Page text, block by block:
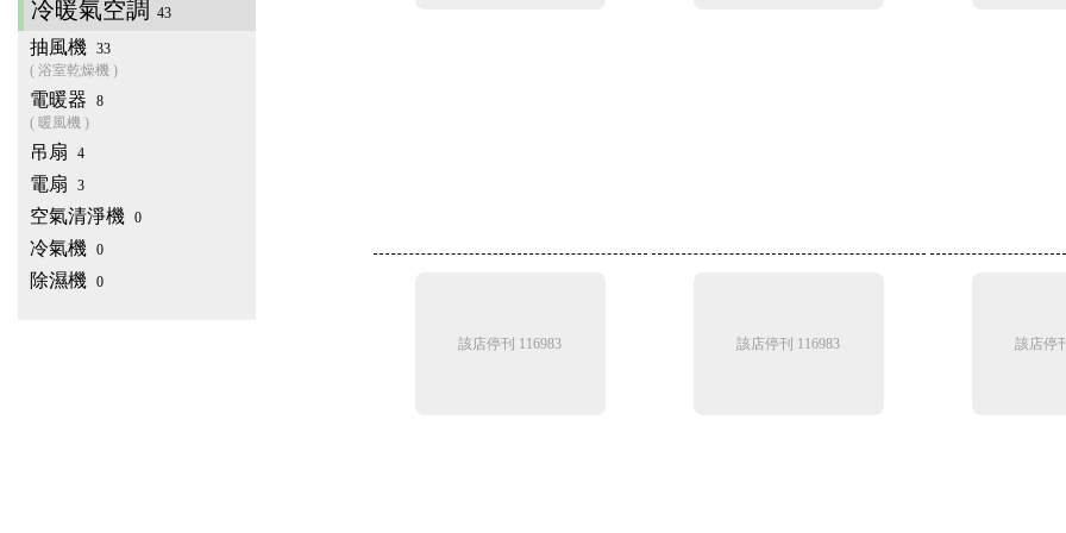
冷暖氣空調 43
抽風機 33
( 浴室乾燥機 )
電暖器
8
( 暖風機 )
吊扇 4
電扇 3
空氣清淨機 0
冷氣機 0
除濕機 0
該店停刊 116983 該店停刊 116983 該店停